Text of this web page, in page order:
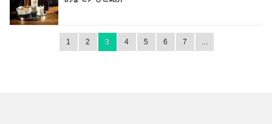
1 2 3 4 5 6 7 ...